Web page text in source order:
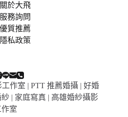
關於大飛
服務詢問
優質推薦
隱私政策
作室 | PTT 推薦婚攝 | 好婚
| 家庭寫真 | 高雄婚紗攝影
作室